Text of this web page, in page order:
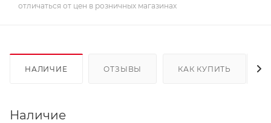
отличаться от цен в розничных магазинах
НАЛИЧИЕ ОТЗЫВЫ КАК КУПИТЬ
Наличие